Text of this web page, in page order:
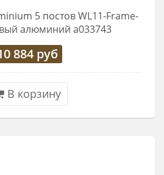
5 постов WL11-Frame-
алюминий a033743
884 руб
В корзину